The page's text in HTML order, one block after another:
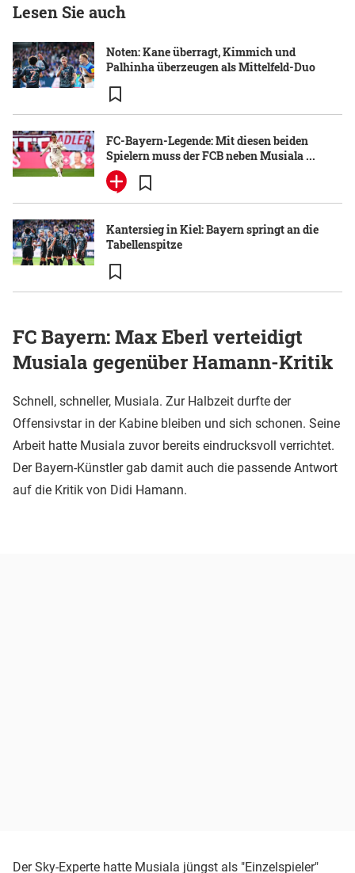
Lesen Sie auch
Noten: Kane überragt, Kimmich und
Palhinha überzeugen als Mittelfeld-Duo
FC-Bayern-Legende: Mit diesen beiden
Spielern muss der FCB neben Musiala ...
Kantersieg in Kiel: Bayern springt an die
Tabellenspitze
FC Bayern: Max Eberl verteidigt
Musiala gegenüber Hamann-Kritik
Schnell, schneller, Musiala. Zur Halbzeit durfte der
Offensivstar in der Kabine bleiben und sich schonen. Seine
Arbeit hatte Musiala zuvor bereits eindrucksvoll verrichtet.
Der Bayern-Künstler gab damit auch die passende Antwort
auf die Kritik von Didi Hamann.
Der Sky-Experte hatte Musiala jüngst als "Einzelspieler"